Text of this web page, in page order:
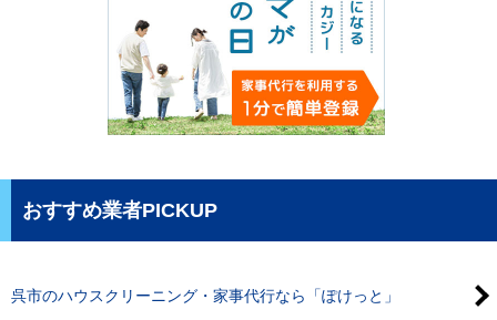
おすすめ業者PICKUP
呉市のハウスクリーニング・家事代行なら「ぽけっと」